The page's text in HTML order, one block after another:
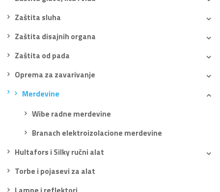
Zaštita sluha
Zaštita disajnih organa
Zaštita od pada
Oprema za zavarivanje
Merdevine
Wibe radne merdevine
Branach elektroizolacione merdevine
Hultafors i Silky ručni alat
Torbe i pojasevi za alat